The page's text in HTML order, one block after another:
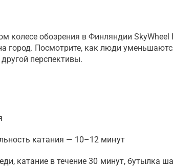
колесе обозрения в Финляндии
город. Посмотрите, как люди
перспективы.
катания — 10–12 минут
катание в течение 30 минут, бутылка